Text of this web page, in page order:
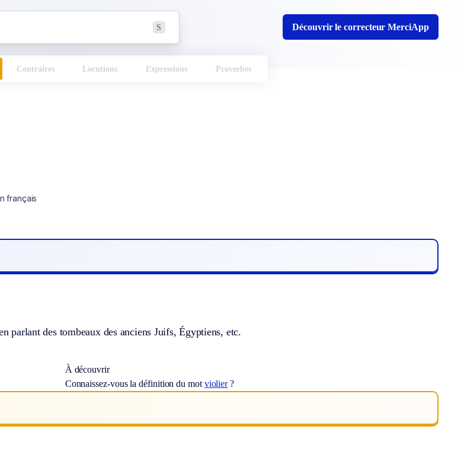
S Découvrir le correcteur MerciApp
Contraires Locutions Expressions Proverbes
français
parlant des tombeaux des anciens Juifs, Égyptiens, etc.
À découvrir
Connaissez-vous la définition du mot violier?